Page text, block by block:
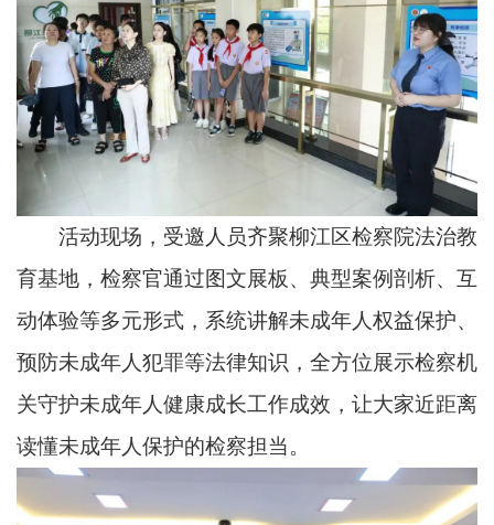
活动现场，受邀人员齐聚柳江区检察院法治教
育基地，检察官通过图文展板、典型案例剖析、互
动体验等多元形式，系统讲解未成年人权益保护、
预防未成年人犯罪等法律知识，全方位展示检察机
关守护未成年人健康成长工作成效，让大家近距离
读懂未成年人保护的检察担当。